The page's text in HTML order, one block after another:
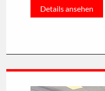
Details ansehen